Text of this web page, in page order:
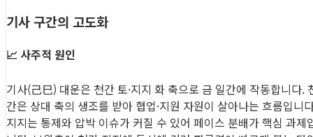
기사 구간의 고도화
📈 사주적 원인
기사(己巳) 대운은 천간 토·지지 화 축으로 금 일간에 작동합니다.
간은 상대 축의 생조를 받아 협업·지원 자원이 살아나는 흐름입니
지지는 통제와 압박 이슈가 커질 수 있어 페이스 분배가 핵심 과제